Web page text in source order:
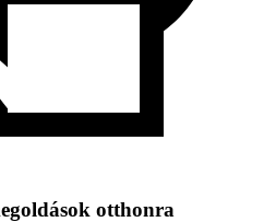
otthonra